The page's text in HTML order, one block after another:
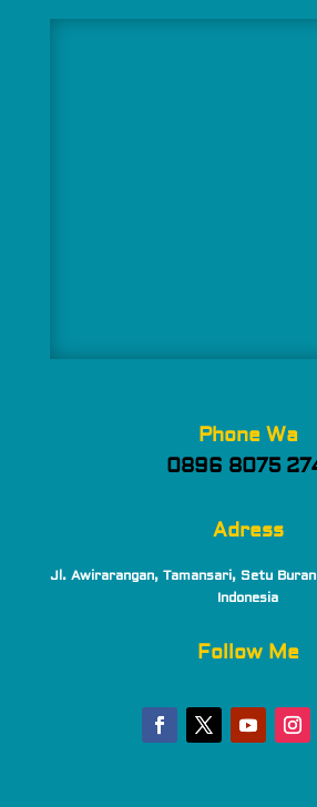
Phone Wa
0896 8075
Adress
Jl. Awirarangan, Tamansari, Setu
Indonesia
Follow Me